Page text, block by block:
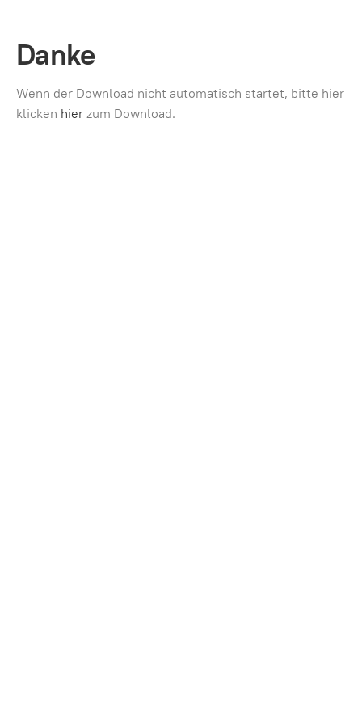
Danke
Wenn der Download nicht automatisch startet, bitte hier
klicken hierzum Download.